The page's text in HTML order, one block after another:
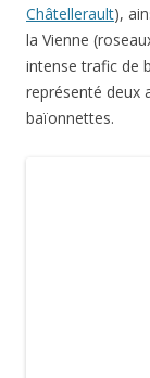
Châtellerault),
la Vienne
intense trafic de
représenté deux
baïonnettes.